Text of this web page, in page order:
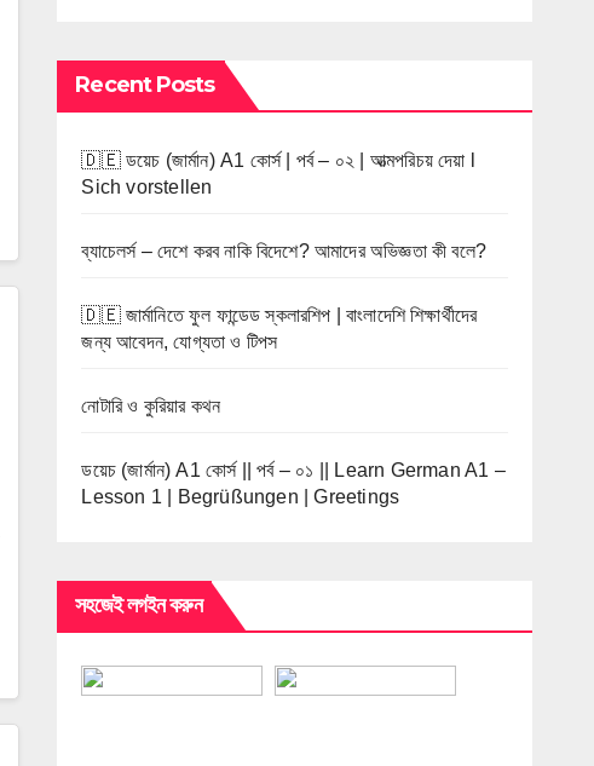
Recent Posts
🇩🇪 ডয়েচ (জার্মান) A1 কোর্স | পর্ব – ০২ | আত্মপরিচয় দেয়া l
Sich vorstellen
ব্যাচেলর্স – দেশে করব নাকি বিদেশে? আমাদের অভিজ্ঞতা কী বলে?
🇩🇪 জার্মানিতে ফুল ফান্ডেড স্কলারশিপ | বাংলাদেশি শিক্ষার্থীদের
জন্য আবেদন, যোগ্যতা ও টিপস
নোটারি ও কুরিয়ার কথন
ডয়েচ (জার্মান) A1 কোর্স || পর্ব – ০১ || Learn German A1 –
Lesson 1 | Begrüßungen | Greetings
সহজেই লগইন করুন